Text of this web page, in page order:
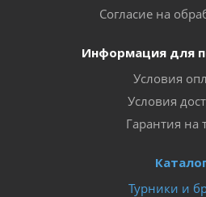
Согласие на
Информация для
Условия
Условия
Гарантия на
Турники и